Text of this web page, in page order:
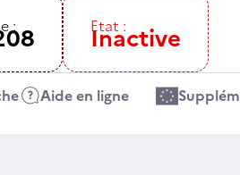
: Etat :
Inactive
Aide en ligne